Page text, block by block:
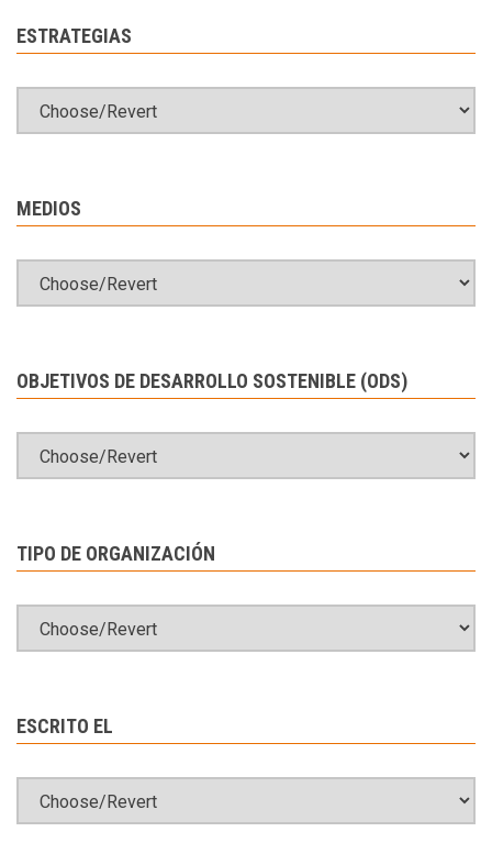
ESTRATEGIAS
MEDIOS
OBJETIVOS DE DESARROLLO SOSTENIBLE (ODS)
TIPO DE ORGANIZACIÓN
ESCRITO EL